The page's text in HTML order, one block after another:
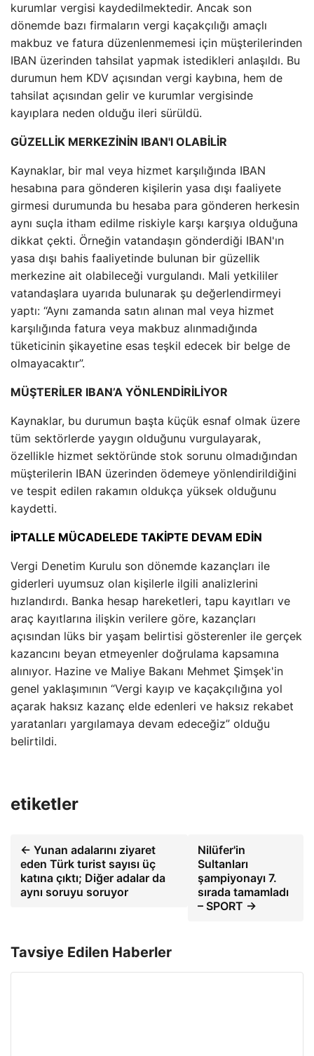
kurumlar vergisi kaydedilmektedir. Ancak son
dönemde bazı firmaların vergi kaçakçılığı amaçlı
makbuz ve fatura düzenlenmemesi için müşterilerinden
IBAN üzerinden tahsilat yapmak istedikleri anlaşıldı. Bu
durumun hem KDV açısından vergi kaybına, hem de
tahsilat açısından gelir ve kurumlar vergisinde
kayıplara neden olduğu ileri sürüldü.
GÜZELLİK MERKEZİNİN IBAN'I OLABİLİR
Kaynaklar, bir mal veya hizmet karşılığında IBAN
hesabına para gönderen kişilerin yasa dışı faaliyete
girmesi durumunda bu hesaba para gönderen herkesin
aynı suçla itham edilme riskiyle karşı karşıya olduğuna
dikkat çekti. Örneğin vatandaşın gönderdiği IBAN'ın
yasa dışı bahis faaliyetinde bulunan bir güzellik
merkezine ait olabileceği vurgulandı. Mali yetkililer
vatandaşlara uyarıda bulunarak şu değerlendirmeyi
yaptı: “Aynı zamanda satın alınan mal veya hizmet
karşılığında fatura veya makbuz alınmadığında
tüketicinin şikayetine esas teşkil edecek bir belge de
olmayacaktır”.
MÜŞTERİLER IBAN’A YÖNLENDİRİLİYOR
Kaynaklar, bu durumun başta küçük esnaf olmak üzere
tüm sektörlerde yaygın olduğunu vurgulayarak,
özellikle hizmet sektöründe stok sorunu olmadığından
müşterilerin IBAN üzerinden ödemeye yönlendirildiğini
ve tespit edilen rakamın oldukça yüksek olduğunu
kaydetti.
İPTALLE MÜCADELEDE TAKİPTE DEVAM EDİN
Vergi Denetim Kurulu son dönemde kazançları ile
giderleri uyumsuz olan kişilerle ilgili analizlerini
hızlandırdı. Banka hesap hareketleri, tapu kayıtları ve
araç kayıtlarına ilişkin verilere göre, kazançları
açısından lüks bir yaşam belirtisi gösterenler ile gerçek
kazancını beyan etmeyenler doğrulama kapsamına
alınıyor. Hazine ve Maliye Bakanı Mehmet Şimşek'in
genel yaklaşımının “Vergi kayıp ve kaçakçılığına yol
açarak haksız kazanç elde edenleri ve haksız rekabet
yaratanları yargılamaya devam edeceğiz” olduğu
belirtildi.
etiketler
← Yunan adalarını ziyaret
eden Türk turist sayısı üç
katına çıktı; Diğer adalar da
aynı soruyu soruyor
Nilüfer'in
Sultanları
şampiyonayı 7.
sırada tamamladı
– SPORT →
Tavsiye Edilen Haberler